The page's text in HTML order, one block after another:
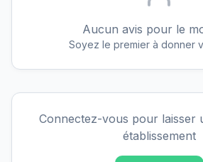
Aucun avis pour le
Soyez le premier à donner
Connectez-vous pour laisser
établissement